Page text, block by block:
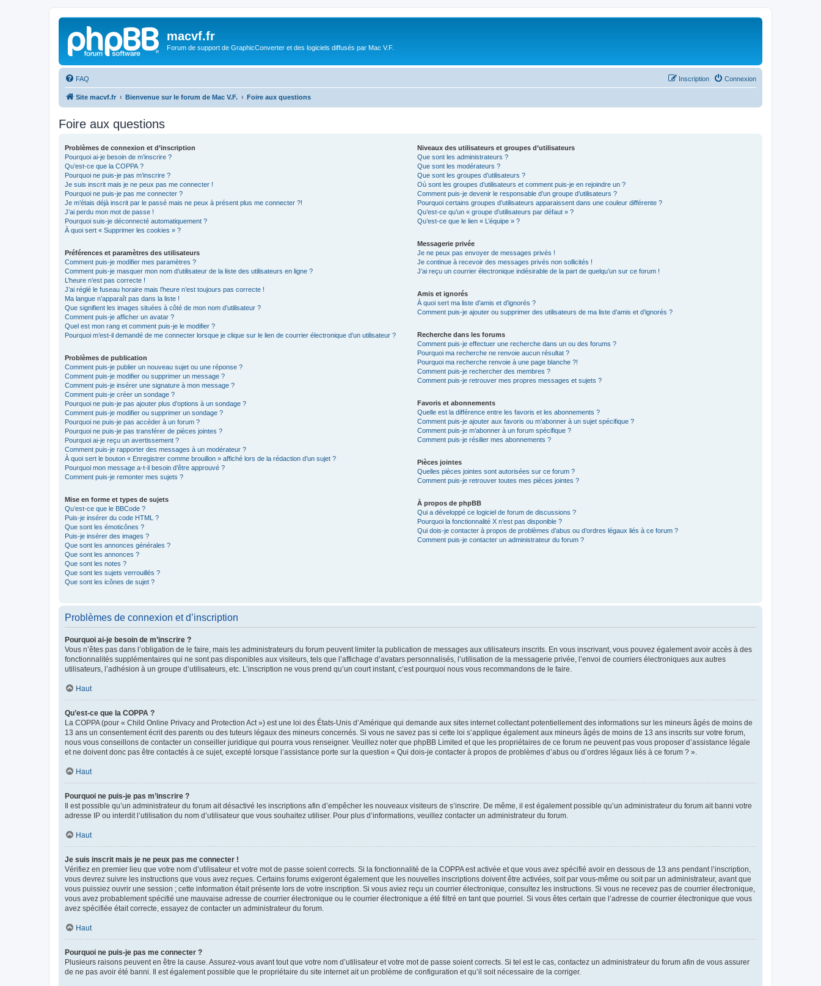
macvf.fr
Forum de support de GraphicConverter et des logiciels diffusés par Mac V.F.
FAQ Connexion
Inscription
Site macvf.fr Bienvenue sur le forum de Mac V.F. Foire aux questions
Foire aux questions
Problèmes de connexion et d’inscription
Pourquoi ai-je besoin de m’inscrire ?
Qu’est-ce que la COPPA ?
Pourquoi ne puis-je pas m’inscrire ?
Je suis inscrit mais je ne peux pas me connecter !
Pourquoi ne puis-je pas me connecter ?
Je m’étais déjà inscrit par le passé mais ne peux à présent plus me connecter ?!
J’ai perdu mon mot de passe !
Pourquoi suis-je déconnecté automatiquement ?
À quoi sert « Supprimer les cookies » ?
Préférences et paramètres des utilisateurs
Comment puis-je modifier mes paramètres ?
Comment puis-je masquer mon nom d’utilisateur de la liste des utilisateurs en ligne ?
L’heure n’est pas correcte !
J’ai réglé le fuseau horaire mais l’heure n’est toujours pas correcte !
Ma langue n’apparaît pas dans la liste !
Que signifient les images situées à côté de mon nom d’utilisateur ?
Comment puis-je afficher un avatar ?
Quel est mon rang et comment puis-je le modifier ?
Pourquoi m’est-il demandé de me connecter lorsque je clique sur le lien de courrier électronique d’un utilisateur ?
Problèmes de publication
Comment puis-je publier un nouveau sujet ou une réponse ?
Comment puis-je modifier ou supprimer un message ?
Comment puis-je insérer une signature à mon message ?
Comment puis-je créer un sondage ?
Pourquoi ne puis-je pas ajouter plus d’options à un sondage ?
Comment puis-je modifier ou supprimer un sondage ?
Pourquoi ne puis-je pas accéder à un forum ?
Pourquoi ne puis-je pas transférer de pièces jointes ?
Pourquoi ai-je reçu un avertissement ?
Comment puis-je rapporter des messages à un modérateur ?
À quoi sert le bouton « Enregistrer comme brouillon » affiché lors de la rédaction d’un sujet ?
Pourquoi mon message a-t-il besoin d’être approuvé ?
Comment puis-je remonter mes sujets ?
Mise en forme et types de sujets
Qu’est-ce que le BBCode ?
Puis-je insérer du code HTML ?
Que sont les émoticônes ?
Puis-je insérer des images ?
Que sont les annonces générales ?
Que sont les annonces ?
Que sont les notes ?
Que sont les sujets verrouillés ?
Que sont les icônes de sujet ?
Niveaux des utilisateurs et groupes d’utilisateurs
Que sont les administrateurs ?
Que sont les modérateurs ?
Que sont les groupes d’utilisateurs ?
Où sont les groupes d’utilisateurs et comment puis-je en rejoindre un ?
Comment puis-je devenir le responsable d’un groupe d’utilisateurs ?
Pourquoi certains groupes d’utilisateurs apparaissent dans une couleur différente ?
Qu’est-ce qu’un « groupe d’utilisateurs par défaut » ?
Qu’est-ce que le lien « L’équipe » ?
Messagerie privée
Je ne peux pas envoyer de messages privés !
Je continue à recevoir des messages privés non sollicités !
J’ai reçu un courrier électronique indésirable de la part de quelqu’un sur ce forum !
Amis et ignorés
À quoi sert ma liste d’amis et d’ignorés ?
Comment puis-je ajouter ou supprimer des utilisateurs de ma liste d’amis et d’ignorés ?
Recherche dans les forums
Comment puis-je effectuer une recherche dans un ou des forums ?
Pourquoi ma recherche ne renvoie aucun résultat ?
Pourquoi ma recherche renvoie à une page blanche ?!
Comment puis-je rechercher des membres ?
Comment puis-je retrouver mes propres messages et sujets ?
Favoris et abonnements
Quelle est la différence entre les favoris et les abonnements ?
Comment puis-je ajouter aux favoris ou m’abonner à un sujet spécifique ?
Comment puis-je m’abonner à un forum spécifique ?
Comment puis-je résilier mes abonnements ?
Pièces jointes
Quelles pièces jointes sont autorisées sur ce forum ?
Comment puis-je retrouver toutes mes pièces jointes ?
À propos de phpBB
Qui a développé ce logiciel de forum de discussions ?
Pourquoi la fonctionnalité X n’est pas disponible ?
Qui dois-je contacter à propos de problèmes d’abus ou d’ordres légaux liés à ce forum ?
Comment puis-je contacter un administrateur du forum ?
Problèmes de connexion et d’inscription
Pourquoi ai-je besoin de m’inscrire ?
Vous n’êtes pas dans l’obligation de le faire, mais les administrateurs du forum peuvent limiter la publication de messages aux utilisateurs inscrits. En vous inscrivant, vous pouvez également avoir accès à des
fonctionnalités supplémentaires qui ne sont pas disponibles aux visiteurs, tels que l’affichage d’avatars personnalisés, l’utilisation de la messagerie privée, l’envoi de courriers électroniques aux autres
utilisateurs, l’adhésion à un groupe d’utilisateurs, etc. L’inscription ne vous prend qu’un court instant, c’est pourquoi nous vous recommandons de le faire.
Haut
Qu’est-ce que la COPPA ?
La COPPA (pour « Child Online Privacy and Protection Act ») est une loi des États-Unis d’Amérique qui demande aux sites internet collectant potentiellement des informations sur les mineurs âgés de moins de
13 ans un consentement écrit des parents ou des tuteurs légaux des mineurs concernés. Si vous ne savez pas si cette loi s’applique également aux mineurs âgés de moins de 13 ans inscrits sur votre forum,
nous vous conseillons de contacter un conseiller juridique qui pourra vous renseigner. Veuillez noter que phpBB Limited et que les propriétaires de ce forum ne peuvent pas vous proposer d’assistance légale
et ne doivent donc pas être contactés à ce sujet, excepté lorsque l’assistance porte sur la question « Qui dois-je contacter à propos de problèmes d’abus ou d’ordres légaux liés à ce forum ? ».
Haut
Pourquoi ne puis-je pas m’inscrire ?
Il est possible qu’un administrateur du forum ait désactivé les inscriptions afin d’empêcher les nouveaux visiteurs de s’inscrire. De même, il est également possible qu’un administrateur du forum ait banni votre
adresse IP ou interdit l’utilisation du nom d’utilisateur que vous souhaitez utiliser. Pour plus d’informations, veuillez contacter un administrateur du forum.
Haut
Je suis inscrit mais je ne peux pas me connecter !
Vérifiez en premier lieu que votre nom d’utilisateur et votre mot de passe soient corrects. Si la fonctionnalité de la COPPA est activée et que vous avez spécifié avoir en dessous de 13 ans pendant l’inscription,
vous devrez suivre les instructions que vous avez reçues. Certains forums exigeront également que les nouvelles inscriptions doivent être activées, soit par vous-même ou soit par un administrateur, avant que
vous puissiez ouvrir une session ; cette information était présente lors de votre inscription. Si vous aviez reçu un courrier électronique, consultez les instructions. Si vous ne recevez pas de courrier électronique,
vous avez probablement spécifié une mauvaise adresse de courrier électronique ou le courrier électronique a été filtré en tant que pourriel. Si vous êtes certain que l’adresse de courrier électronique que vous
avez spécifiée était correcte, essayez de contacter un administrateur du forum.
Haut
Pourquoi ne puis-je pas me connecter ?
Plusieurs raisons peuvent en être la cause. Assurez-vous avant tout que votre nom d’utilisateur et votre mot de passe soient corrects. Si tel est le cas, contactez un administrateur du forum afin de vous assurer
de ne pas avoir été banni. Il est également possible que le propriétaire du site internet ait un problème de configuration et qu’il soit nécessaire de la corriger.